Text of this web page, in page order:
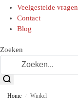
Veelgestelde vragen
Contact
Blog
Zoeken
Home / Winkel